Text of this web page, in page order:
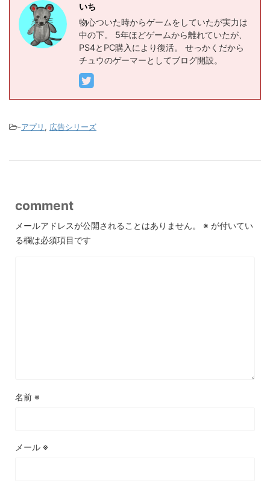
いち
物心ついた時からゲームをしていたが実力は
中の下。 5年ほどゲームから離れていたが、
PS4とPC購入により復活。 せっかくだから
チュウのゲーマーとしてブログ開設。
-アプリ , 広告シリーズ
comment
メールアドレスが公開されることはありません。 ※ が付いてい
る欄は必須項目です
名前 ※
メール ※